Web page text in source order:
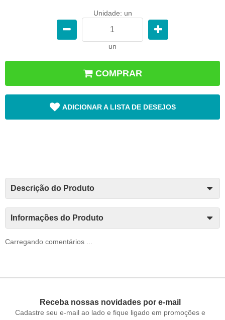
Unidade: un
un
COMPRAR
ADICIONAR A LISTA DE DESEJOS
Descrição do Produto
Informações do Produto
Carregando comentários ...
Receba nossas novidades por e-mail
Cadastre seu e-mail ao lado e fique ligado em promoções e